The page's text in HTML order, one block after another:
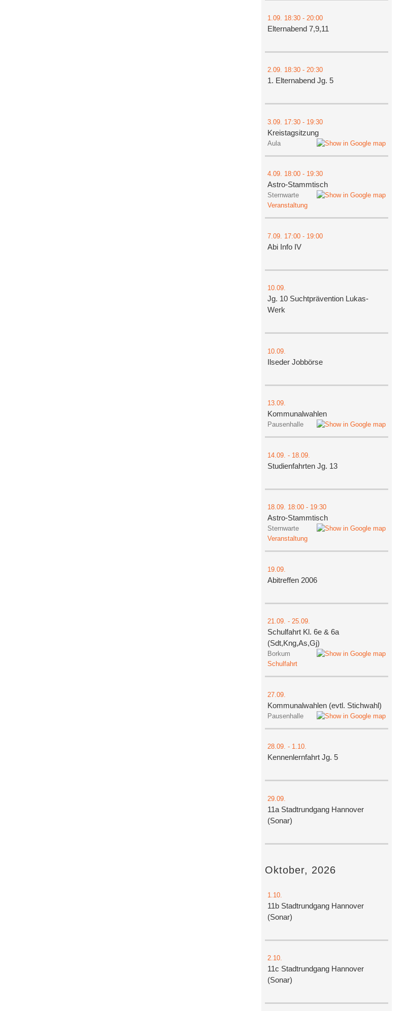
1.09. 18:30- 20:00
Elternabend 7,9,11
2.09. 18:30- 20:30
1. Elternabend Jg. 5
3.09. 17:30- 19:30
Kreistagsitzung
Aula
4.09. 18:00- 19:30
Astro-Stammtisch
Sternwarte
Veranstaltung
7.09. 17:00- 19:00
Abi Info IV
10.09.
Jg. 10 Suchtprävention Lukas-
Werk
10.09.
Ilseder Jobbörse
13.09.
Kommunalwahlen
Pausenhalle
14.09. - 18.09.
Studienfahrten Jg. 13
18.09. 18:00- 19:30
Astro-Stammtisch
Sternwarte
Veranstaltung
19.09.
Abitreffen 2006
21.09. -25.09.
Schulfahrt Kl. 6e & 6a
(Sdt,Kng,As,Gj)
Borkum
Schulfahrt
27.09.
Kommunalwahlen (evtl. Stichwahl)
Pausenhalle
28.09. - 1.10.
Kennenlernfahrt Jg. 5
29.09.
11a Stadtrundgang Hannover
(Sonar)
Oktober, 2026
1.10.
11b Stadtrundgang Hannover
(Sonar)
2.10.
11c Stadtrundgang Hannover
(Sonar)